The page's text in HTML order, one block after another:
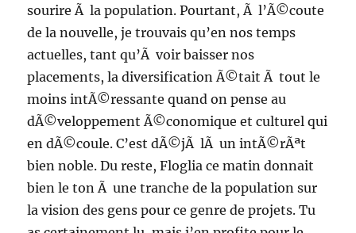
sourire Ã la population. Pourtant, Ã l’Ã©coute
de la nouvelle, je trouvais qu’en nos temps
actuelles, tant qu’Ã voir baisser nos
placements, la diversification Ã©tait Ã tout le
moins intÃ©ressante quand on pense au
dÃ©veloppement Ã©conomique et culturel qui
en dÃ©coule. C’est dÃ©jÃ lÃ un intÃ©rÃªt
bien noble. Du reste, Floglia ce matin donnait
bien le ton Ã une tranche de la population sur
la vision des gens pour ce genre de projets. Tu